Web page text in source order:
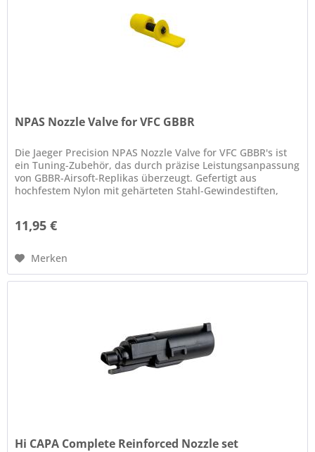
NPAS Nozzle Valve for VFC GBBR
Die Jaeger Precision NPAS Nozzle Valve for VFC GBBR's ist
ein Tuning-Zubehör, das durch präzise Leistungsanpassung
von GBBR-Airsoft-Replikas überzeugt. Gefertigt aus
hochfestem Nylon mit gehärteten Stahl-Gewindestiften,
11,95 €
Merken
Hi CAPA Complete Reinforced Nozzle set